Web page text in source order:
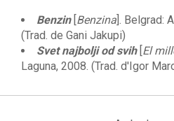
Benzin[Benzina]. Belgrad:
(Trad. de Gani Jakupi)
Svet najbolji od svih[El
Laguna, 2008. (Trad. d'Igor